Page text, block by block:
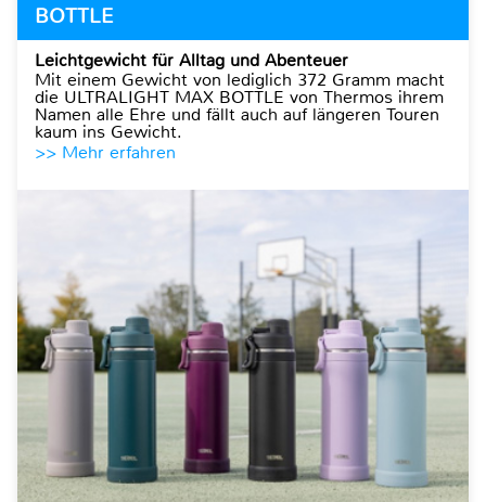
BOTTLE
Leichtgewicht für Alltag und Abenteuer
Mit einem Gewicht von lediglich 372 Gramm macht
die ULTRALIGHT MAX BOTTLE von Thermos ihrem
Namen alle Ehre und fällt auch auf längeren Touren
kaum ins Gewicht.
>> Mehr erfahren